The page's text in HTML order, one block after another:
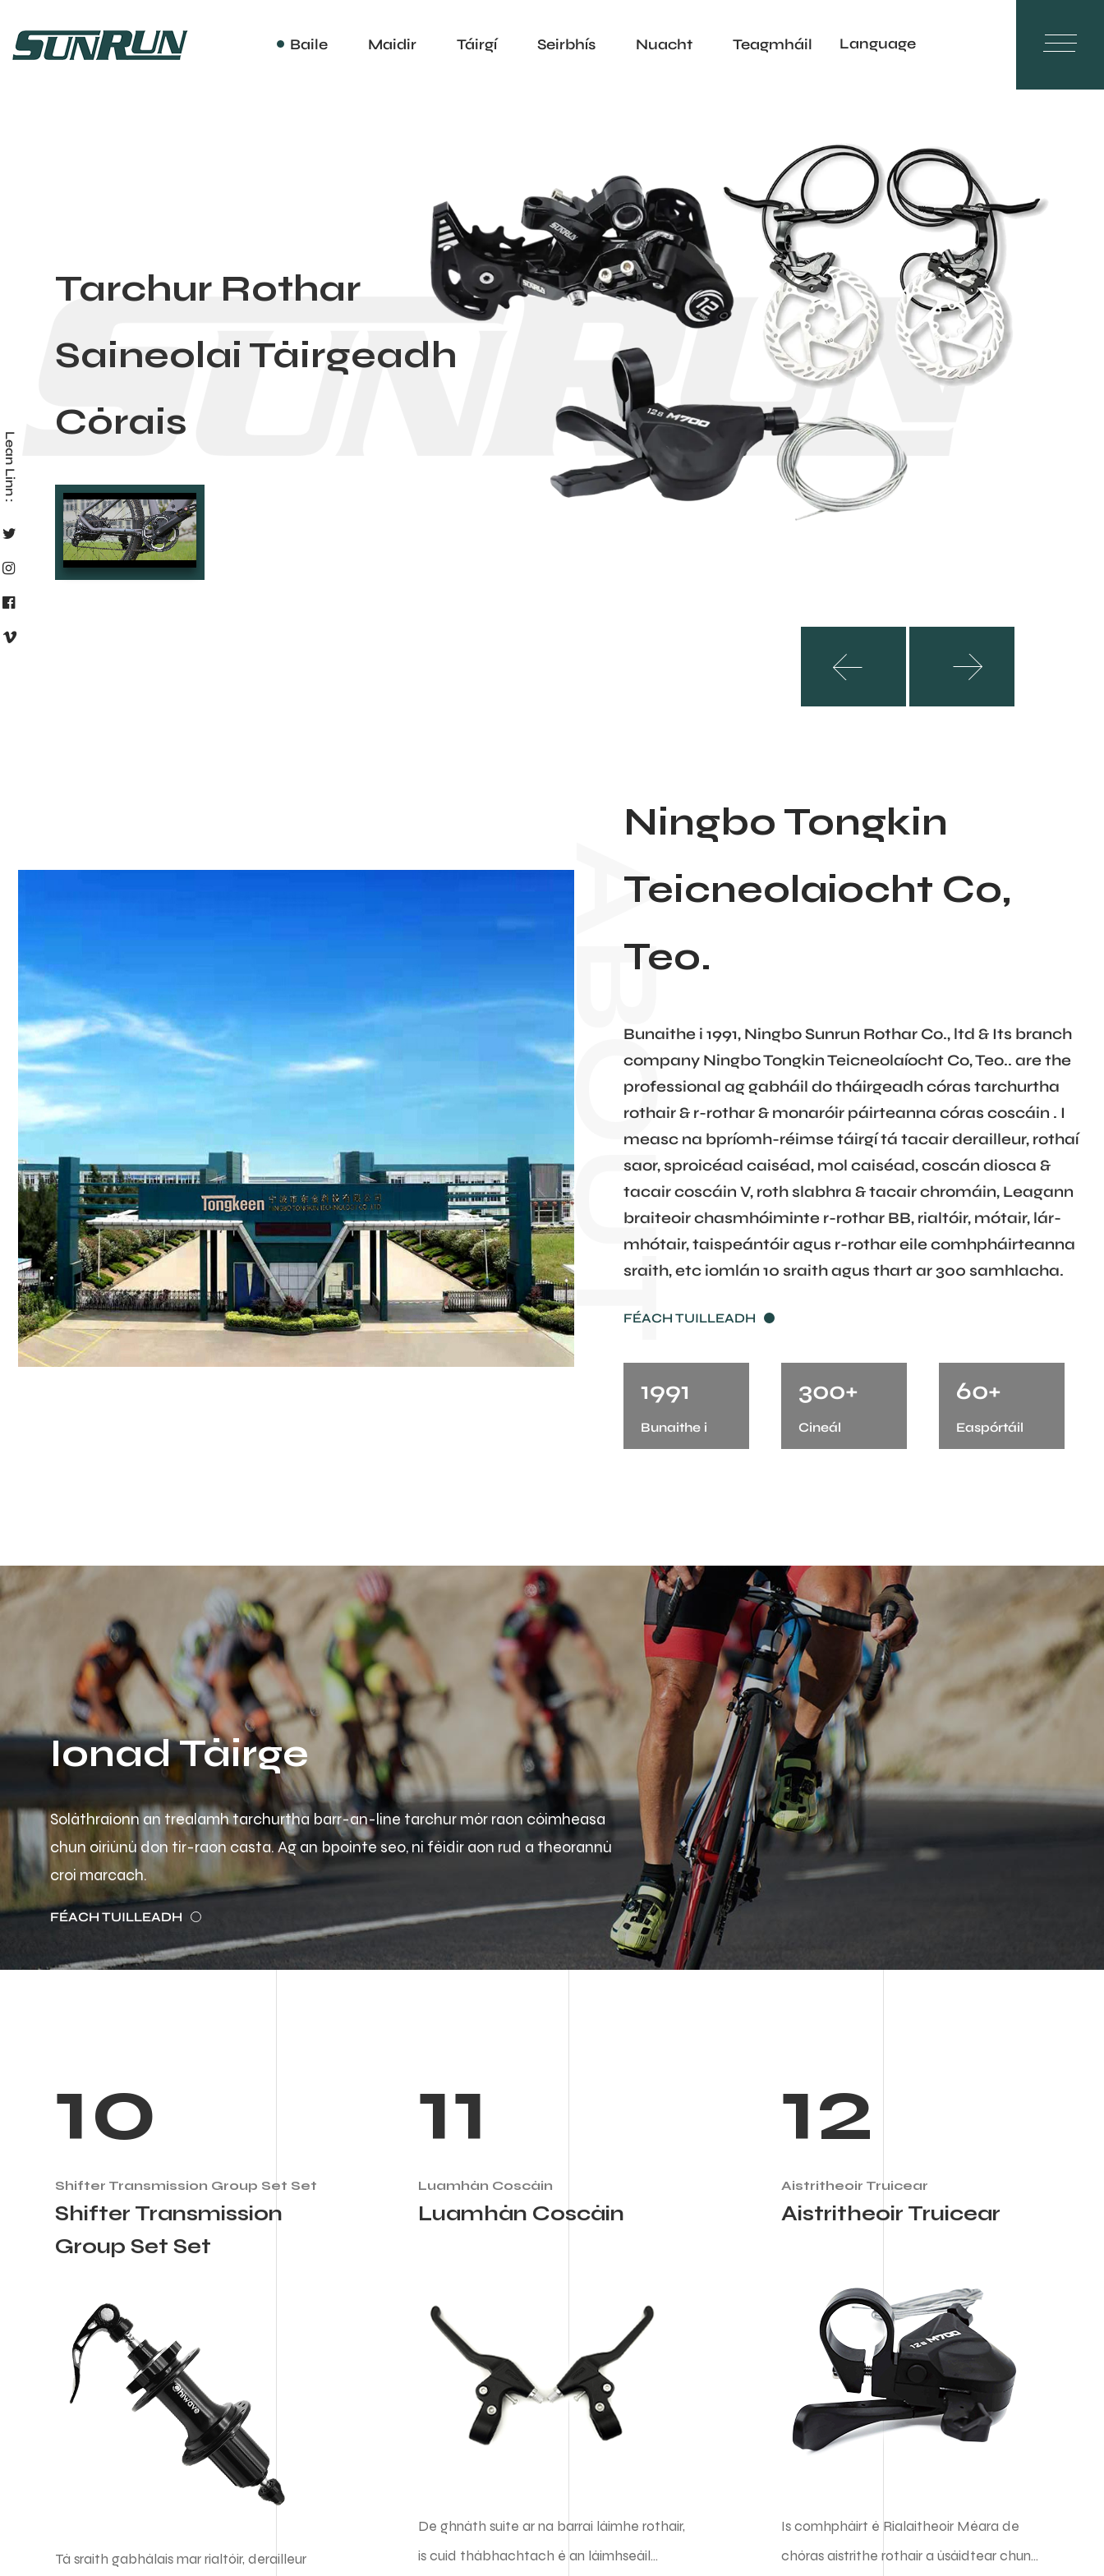
Baile Maidir Táirgí Seirbhís Nuacht Teagmháil Language
Tarchur Rothar
Saineolaí Táirgeadh
Córais
Lean Linn
Ningbo Tongkin
Teicneolaíocht Co,
Teo.
Bunaithe i 1991, Ningbo Sunrun Rothar Co., ltd & Its branch
company Ningbo Tongkin Teicneolaíocht Co, Teo.. are the
professional ag gabháil do tháirgeadhcóras tarchurtha
rothair & r-rothar & monaróir páirteanna córas coscáin . I
measc na bpríomh-réimse táirgí tá tacair derailleur, rothaí
saor, sproicéad caiséad, mol caiséad, coscán diosca &
tacair coscáin V, roth slabhra & tacair chromáin, Leagann
braiteoir chasmhóiminte r-rothar BB, rialtóir, mótair, lár-
mhótair, taispeántóir agus r-rothar eile comhpháirteanna
sraith, etc iomlán 10 sraith agus thart ar 300 samhlacha.
FÉACH TUILLEADH
1991
Bunaithe i
300+
Cineál
60+
Easpórtáil
Ionad Táirge
Soláthraíonn an trealamh tarchurtha barr-an-líne tarchur mór raon cóimheasa
chun oiriúnú don tír-raon casta. Ag an bpointe seo, ní féidir aon rud a theorannú
croí marcach.
FÉACH TUILLEADH
10
Shifter Transmission Group Set Set
Shifter Transmission
Group Set Set
Tá sraith gabhálais mar rialtóir, derailleur
11
Luamhán Coscáin
Luamhán Coscáin
De ghnáth suite ar na barraí láimhe rothair,
is cuid thábhachtach é an láimhseáil
12
Aistritheoir Truicear
Aistritheoir Truicear
Is comhpháirt é Rialaitheoir Méara de
chóras aistrithe rothair a úsáidtear chun